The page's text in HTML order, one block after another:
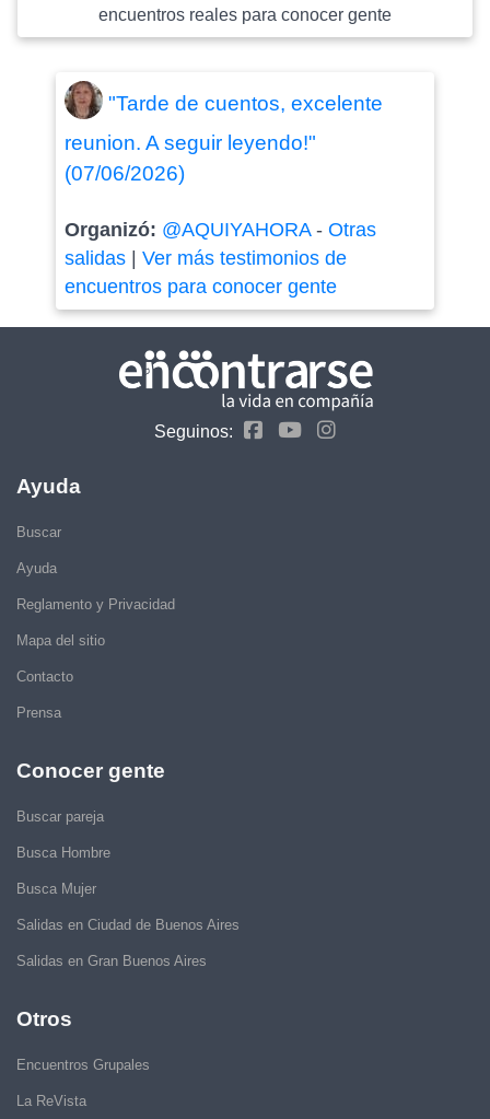
encuentros reales para conocer gente
"Tarde de cuentos, excelente
reunion. A seguir leyendo!"
(07/06/2026)
Organizó: @AQUIYAHORA- Otras
salidas| Ver más testimonios de
encuentros para conocer gente
Seguinos:
Ayuda
Buscar
Ayuda
Reglamento y Privacidad
Mapa del sitio
Contacto
Prensa
Conocer gente
Buscar pareja
Busca Hombre
Busca Mujer
Salidas en Ciudad de Buenos Aires
Salidas en Gran Buenos Aires
Otros
Encuentros Grupales
La ReVista